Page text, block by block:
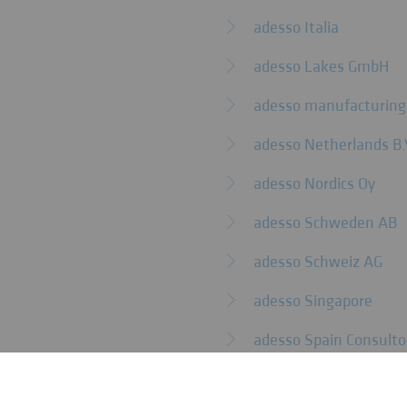
adesso Italia
adesso Lakes GmbH
adesso
adesso Netherlands
adesso Nordics Oy
adesso Schweden AB
adesso Schweiz AG
adesso Singapore
adesso Spain